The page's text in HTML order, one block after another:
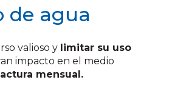
de agua
valioso y limitar su uso
impacto en el medio
mensual.